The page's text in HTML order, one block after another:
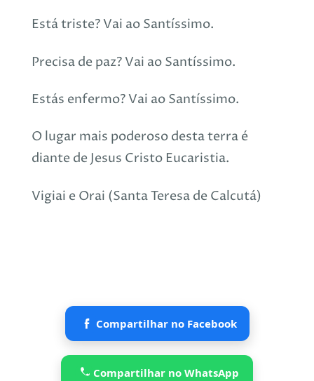
Está triste? Vai ao Santíssimo.
Precisa de paz? Vai ao Santíssimo.
Estás enfermo? Vai ao Santíssimo.
O lugar mais poderoso desta terra é
diante de Jesus Cristo Eucaristia.
Vigiai e Orai (Santa Teresa de Calcutá)
Compartilhar no Facebook
Compartilhar no WhatsApp